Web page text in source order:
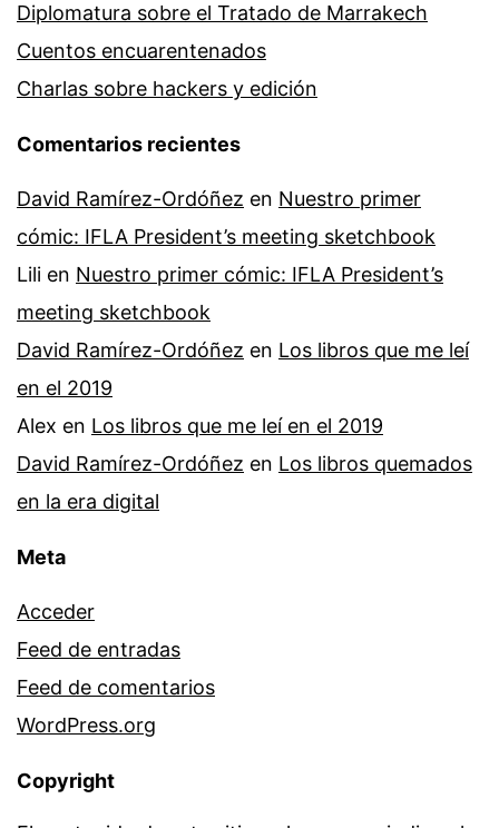
Diplomatura sobre el Tratado de Marrakech
Cuentos encuarentenados
Charlas sobre hackers y edición
Comentarios recientes
David Ramírez-Ordóñez en Nuestro primer
cómic: IFLA President’s meeting sketchbook
Lili en Nuestro primer cómic: IFLA President’s
meeting sketchbook
David Ramírez-Ordóñez en Los libros que me leí
en el 2019
Alex en Los libros que me leí en el 2019
David Ramírez-Ordóñez en Los libros quemados
en la era digital
Meta
Acceder
Feed de entradas
Feed de comentarios
WordPress.org
Copyright